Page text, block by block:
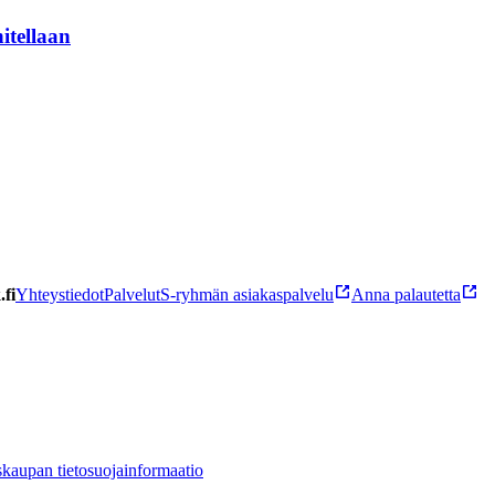
YhteystiedotPalvelutS-ryhmän asiakaspalvelu Anna palautetta
tietosuojainformaatio